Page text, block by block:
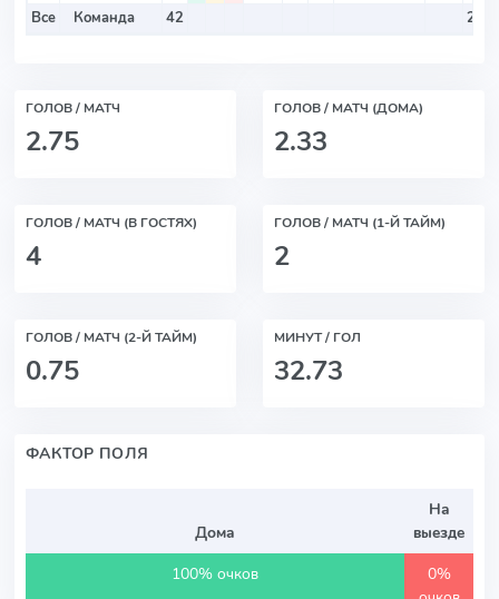
Все Команда 42 2.66
ГОЛОВ / МАТЧ
2.75
ГОЛОВ / МАТЧ (ДОМА)
2.33
ГОЛОВ / МАТЧ (В ГОСТЯХ)
4
ГОЛОВ / МАТЧ (1-Й ТАЙМ)
2
ГОЛОВ / МАТЧ (2-Й ТАЙМ)
0.75
МИНУТ / ГОЛ
32.73
ФАКТОР ПОЛЯ
Дома
На
выезде
100% очков
0%